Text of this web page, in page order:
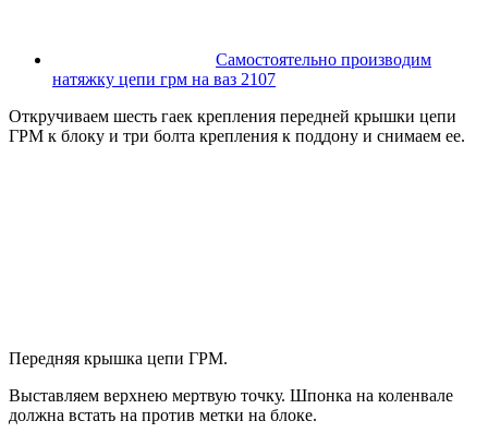
Самостоятельно производим
натяжку цепи грм на ваз 2107
Откручиваем шесть гаек крепления передней крышки цепи
ГРМ к блоку и три болта крепления к поддону и снимаем ее.
Передняя крышка цепи ГРМ.
Выставляем верхнею мертвую точку. Шпонка на коленвале
должна встать на против метки на блоке.